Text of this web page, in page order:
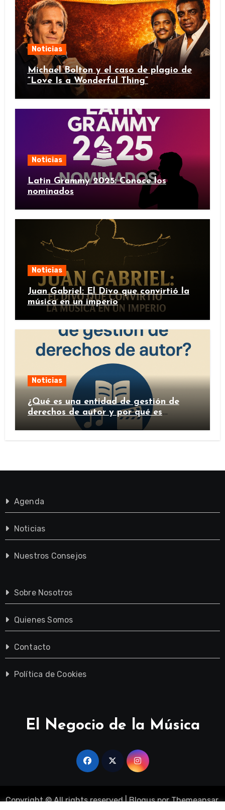
Noticias
Michael Bolton y el caso de plagio de
“Love Is a Wonderful Thing”
Noticias
Latin Grammy 2025: Conoce los
nominados
Noticias
Juan Gabriel: El Divo que convirtió la
música en un imperio
Noticias
¿Qué es una entidad de gestión de
derechos de autor y por qué es
importante?
Agenda
Noticias
Nuestros Consejos
Sobre Nosotros
Quienes Somos
Contacto
Política de Cookies
El Negocio de la Música
Copyright © All rights reserved |BlogusporThemeansar.